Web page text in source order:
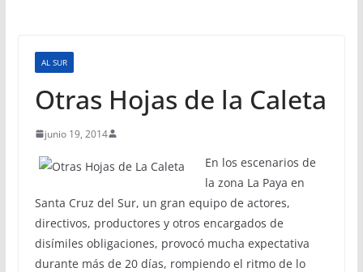
AL SUR
Otras Hojas de la Caleta
junio 19, 2014
En los escenarios de
la zona La Paya en
Santa Cruz del Sur, un gran equipo de actores,
directivos, productores y otros encargados de
disímiles obligaciones, provocó mucha expectativa
durante más de 20 días, rompiendo el ritmo de lo